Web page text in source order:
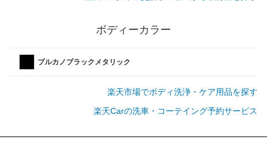
ボディーカラー
ブルカノブラックメタリック
楽天市場でボディ洗浄・ケア用品を探す
楽天Carの洗車・コーテイング予約サービス